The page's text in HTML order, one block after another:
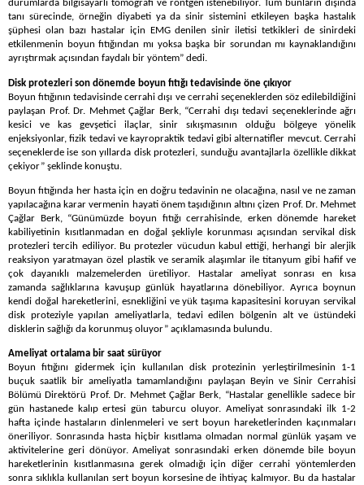
durumlarda bilgisayarlı tomografi ve röntgen istenebiliyor. Tüm bunların dışında
tanı sürecinde, örneğin diyabeti ya da sinir sistemini etkileyen başka hastalık
şüphesi olan bazı hastalar için EMG denilen sinir iletisi tetkikleri de sinirdeki
etkilenmenin boyun fıtığından mı yoksa başka bir sorundan mı kaynaklandığını
ayrıştırmak açısından faydalı bir yöntem” dedi.
Disk protezleri son dönemde boyun fıtığı tedavisinde öne çıkıyor
Boyun fıtığının tedavisinde cerrahi dışı ve cerrahi seçeneklerden söz edilebildiğini
paylaşan Prof. Dr. Mehmet Çağlar Berk, “Cerrahi dışı tedavi seçeneklerinde ağrı
kesici ve kas gevşetici ilaçlar, sinir sıkışmasının olduğu bölgeye yönelik
enjeksiyonlar, fizik tedavi ve kayropraktik tedavi gibi alternatifler mevcut. Cerrahi
seçeneklerde ise son yıllarda disk protezleri, sunduğu avantajlarla özellikle dikkat
çekiyor” şeklinde konuştu.
Boyun fıtığında her hasta için en doğru tedavinin ne olacağına, nasıl ve ne zaman
yapılacağına karar vermenin hayati önem taşıdığının altını çizen Prof. Dr. Mehmet
Çağlar Berk, “Günümüzde boyun fıtığı cerrahisinde, erken dönemde hareket
kabiliyetinin kısıtlanmadan en doğal şekliyle korunması açısından servikal disk
protezleri tercih ediliyor. Bu protezler vücudun kabul ettiği, herhangi bir alerjik
reaksiyon yaratmayan özel plastik ve seramik alaşımlar ile titanyum gibi hafif ve
çok dayanıklı malzemelerden üretiliyor. Hastalar ameliyat sonrası en kısa
zamanda sağlıklarına kavuşup günlük hayatlarına dönebiliyor. Ayrıca boynun
kendi doğal hareketlerini, esnekliğini ve yük taşıma kapasitesini koruyan servikal
disk proteziyle yapılan ameliyatlarla, tedavi edilen bölgenin alt ve üstündeki
disklerin sağlığı da korunmuş oluyor” açıklamasında bulundu.
Ameliyat ortalama bir saat sürüyor
Boyun fıtığını gidermek için kullanılan disk protezinin yerleştirilmesinin 1-1
buçuk saatlik bir ameliyatla tamamlandığını paylaşan Beyin ve Sinir Cerrahisi
Bölümü Direktörü Prof. Dr. Mehmet Çağlar Berk, “Hastalar genellikle sadece bir
gün hastanede kalıp ertesi gün taburcu oluyor. Ameliyat sonrasındaki ilk 1-2
hafta içinde hastaların dinlenmeleri ve sert boyun hareketlerinden kaçınmaları
öneriliyor. Sonrasında hasta hiçbir kısıtlama olmadan normal günlük yaşam ve
aktivitelerine geri dönüyor. Ameliyat sonrasındaki erken dönemde bile boyun
hareketlerinin kısıtlanmasına gerek olmadığı için diğer cerrahi yöntemlerden
sonra sıklıkla kullanılan sert boyun korsesine de ihtiyaç kalmıyor. Bu da hastalar